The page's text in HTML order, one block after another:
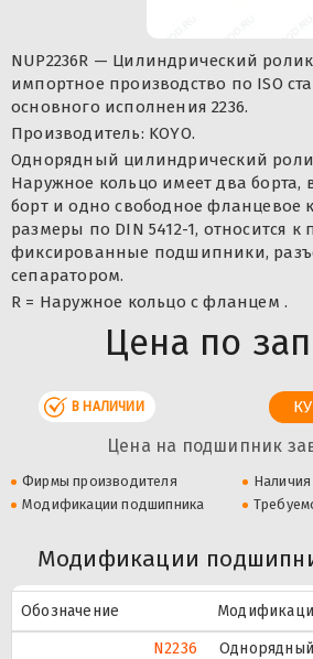
NUP2236R — Цилиндрический
импортное производство по ISO
основного исполнения 2236.
Производитель: KOYO.
Однорядный цилиндрический
Наружное кольцо имеет два борта,
борт и одно свободное фланцевое
размеры по DIN 5412-1, относится к
фиксированные подшипники,
сепаратором.
R = Наружное кольцо с фланцем .
Цена по
В НАЛИЧИИ
Цена на подшипник
Фирмы производителя
Наличия
Модификации подшипника
Модификации
Обозначение
N2236